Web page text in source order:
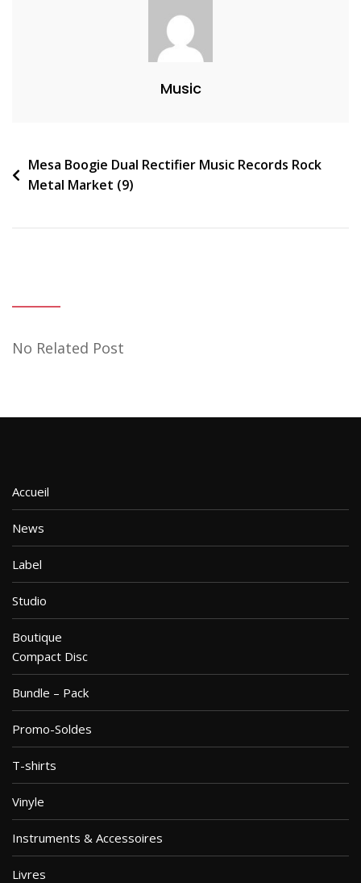
Music
Navigation
de
Mesa Boogie Dual Rectifier Music Records Rock
Metal Market (9)
No Related Post
Accueil
News
Label
Studio
Boutique
Compact Disc
Bundle – Pack
Promo-Soldes
T-shirts
Vinyle
Instruments & Accessoires
Livres